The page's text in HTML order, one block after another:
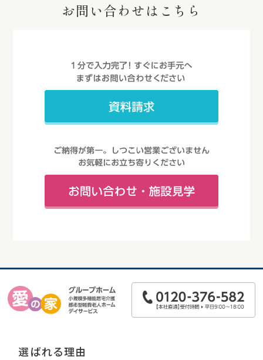
お問い合わせはこちら
選ばれる理由